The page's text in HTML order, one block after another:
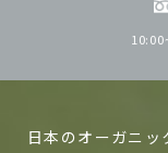
日本のオーガニ